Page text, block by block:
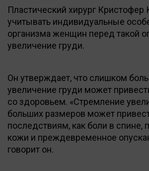
Пластический хирург Кристофер
учитывать индивидуальные
организма женщин перед такой
увеличение груди.
Он утверждает, что слишком
увеличение груди может
со здоровьем. «Стремление
больших размеров может
последствиям, как боли в спине,
кожи и преждевременное
говорит он.